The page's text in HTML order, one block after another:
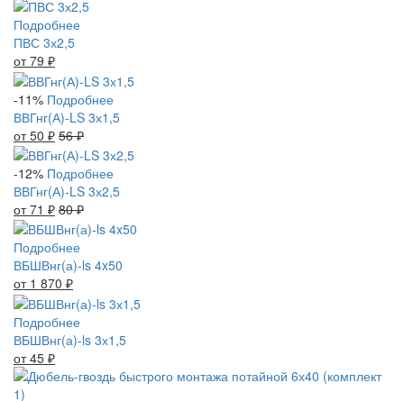
Подробнее
ПВС 3х2,5
от 79 ₽
-11% Подробнее
ВВГнг(А)-LS 3х1,5
от 50 ₽ 56₽
-12% Подробнее
ВВГнг(А)-LS 3х2,5
от 71 ₽ 80₽
Подробнее
ВБШВнг(а)-ls 4x50
от 1 870 ₽
Подробнее
ВБШВнг(а)-ls 3х1,5
от 45 ₽